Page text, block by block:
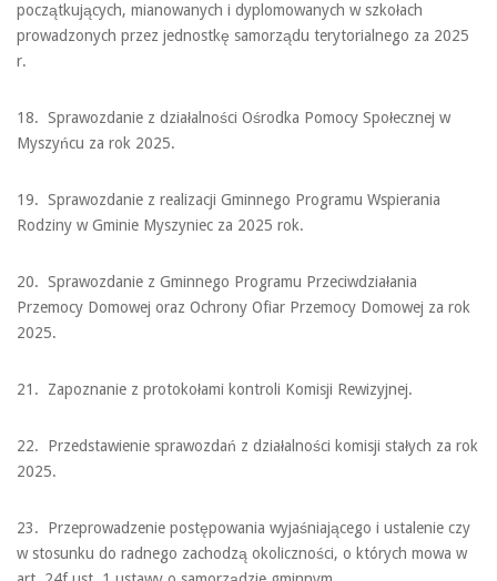
początkujących, mianowanych i dyplomowanych w szkołach
prowadzonych przez jednostkę samorządu terytorialnego za 2025
r.
18. Sprawozdanie z działalności Ośrodka Pomocy Społecznej w
Myszyńcu za rok 2025.
19. Sprawozdanie z realizacji Gminnego Programu Wspierania
Rodziny w Gminie Myszyniec za 2025 rok.
20. Sprawozdanie z Gminnego Programu Przeciwdziałania
Przemocy Domowej oraz Ochrony Ofiar Przemocy Domowej za rok
2025.
21. Zapoznanie z protokołami kontroli Komisji Rewizyjnej.
22. Przedstawienie sprawozdań z działalności komisji stałych za rok
2025.
23. Przeprowadzenie postępowania wyjaśniającego i ustalenie czy
w stosunku do radnego zachodzą okoliczności, o których mowa w